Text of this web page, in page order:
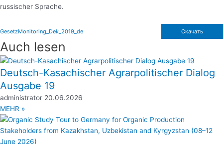
russischer Sprache.
GesetzMonitoring_Dek_2019_de Скачать
Auch lesen
Deutsch-Kasachischer Agrarpolitischer Dialog
Ausgabe 19
administrator 20.06.2026
MEHR »